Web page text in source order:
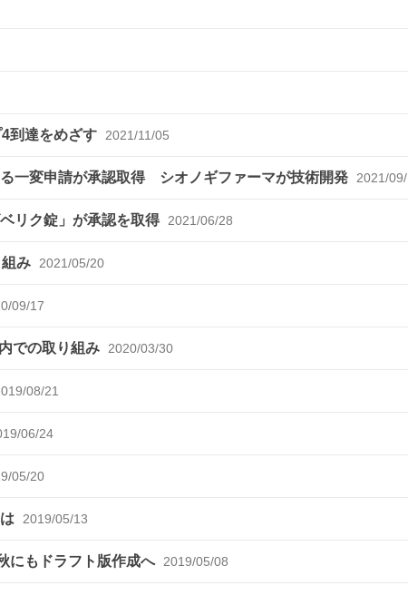
到達をめざす 2021/11/05
一変申請が承認取得 シオノギファーマが技術開発 2021/
リク錠」が承認を取得 2021/06/28
み 2021/05/20
09/17
での取り組み 2020/03/30
08/21
06/24
05/20
2019/05/13
にもドラフト版作成へ 2019/05/08